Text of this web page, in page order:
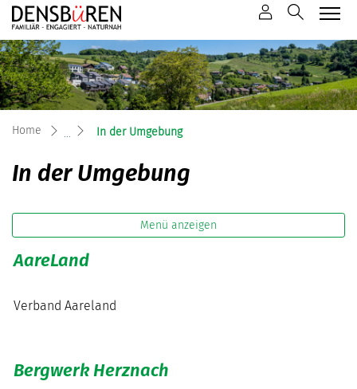
zur Startseite
Direkt zur Hauptnavigation
Direkt zum Inhalt
Direkt zur Suche
Direkt zum Stichwortverzeichnis
Home In der Umgebung(ausgewählt)
In der Umgebung
Menü anzeigen
AareLand
Verband Aareland
Bergwerk Herznach